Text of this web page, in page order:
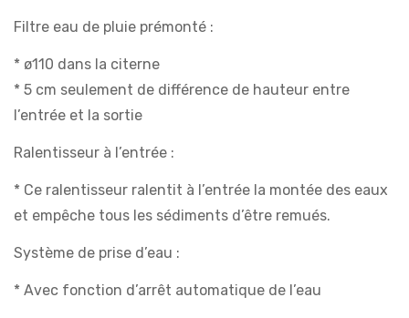
Filtre eau de pluie prémonté :
* ø110 dans la citerne
* 5 cm seulement de différence de hauteur entre
l’entrée et la sortie
Ralentisseur à l’entrée :
* Ce ralentisseur ralentit à l’entrée la montée des eaux
et empêche tous les sédiments d’être remués.
Système de prise d’eau :
* Avec fonction d’arrêt automatique de l’eau